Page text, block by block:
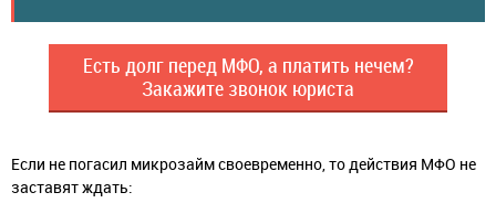
Есть долг перед МФО, а платить нечем?
Закажите звонок юриста
Если не погасил микрозайм своевременно, то действия МФО не
заставят ждать: